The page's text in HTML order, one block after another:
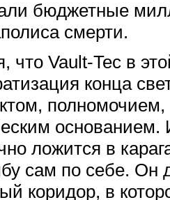
бюджетные
смерти.
что Vault-Tec в
конца
ложится в
сам по себе. Он
коридор, в